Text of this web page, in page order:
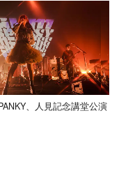
、人見記念講堂公演